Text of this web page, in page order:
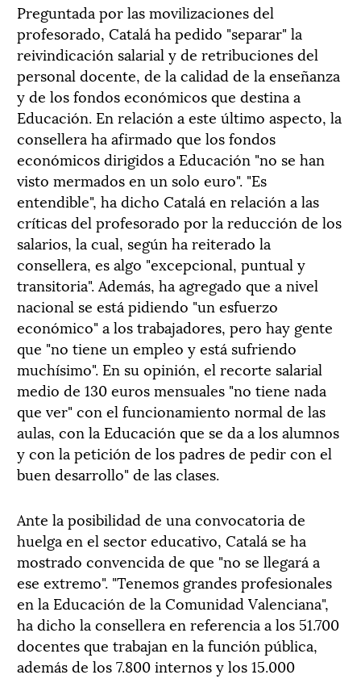
Preguntada por las movilizaciones del
profesorado, Catalá ha pedido "separar" la
reivindicación salarial y de retribuciones del
personal docente, de la calidad de la enseñanza
y de los fondos económicos que destina a
Educación. En relación a este último aspecto, la
consellera ha afirmado que los fondos
económicos dirigidos a Educación "no se han
visto mermados en un solo euro". "Es
entendible", ha dicho Catalá en relación a las
críticas del profesorado por la reducción de los
salarios, la cual, según ha reiterado la
consellera, es algo "excepcional, puntual y
transitoria". Además, ha agregado que a nivel
nacional se está pidiendo "un esfuerzo
económico" a los trabajadores, pero hay gente
que "no tiene un empleo y está sufriendo
muchísimo". En su opinión, el recorte salarial
medio de 130 euros mensuales "no tiene nada
que ver" con el funcionamiento normal de las
aulas, con la Educación que se da a los alumnos
y con la petición de los padres de pedir con el
buen desarrollo" de las clases.
Ante la posibilidad de una convocatoria de
huelga en el sector educativo, Catalá se ha
mostrado convencida de que "no se llegará a
ese extremo". "Tenemos grandes profesionales
en la Educación de la Comunidad Valenciana",
ha dicho la consellera en referencia a los 51.700
docentes que trabajan en la función pública,
además de los 7.800 internos y los 15.000